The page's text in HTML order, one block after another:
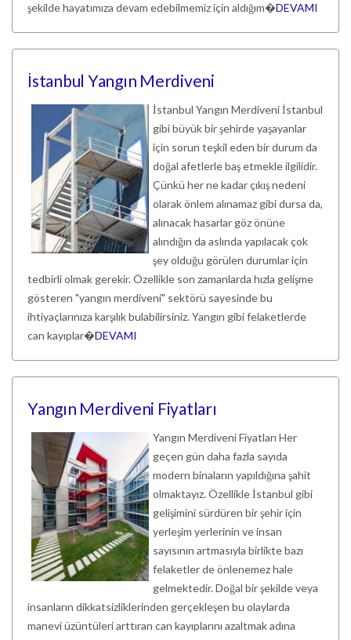
şekilde hayatımıza devam edebilmemiz için aldığım�DEVAMI
İstanbul Yangın Merdiveni
İstanbul Yangın Merdiveni İstanbul
gibi büyük bir şehirde yaşayanlar
için sorun teşkil eden bir durum da
doğal afetlerle baş etmekle ilgilidir.
Çünkü her ne kadar çıkış nedeni
olarak önlem alınamaz gibi dursa da,
alınacak hasarlar göz önüne
alındığın da aslında yapılacak çok
şey olduğu görülen durumlar için
tedbirli olmak gerekir. Özellikle son zamanlarda hızla gelişme
gösteren "yangın merdiveni" sektörü sayesinde bu
ihtiyaçlarınıza karşılık bulabilirsiniz. Yangın gibi felaketlerde
can kayıplar�DEVAMI
Yangın Merdiveni Fiyatları
Yangın Merdiveni Fiyatları Her
geçen gün daha fazla sayıda
modern binaların yapıldığına şahit
olmaktayız. Özellikle İstanbul gibi
gelişimini sürdüren bir şehir için
yerleşim yerlerinin ve insan
sayısının artmasıyla birlikte bazı
felaketler de önlenemez hale
gelmektedir. Doğal bir şekilde veya
insanların dikkatsizliklerinden gerçekleşen bu olaylarda
manevi üzüntüleri arttıran can kayıplarını azaltmak adına